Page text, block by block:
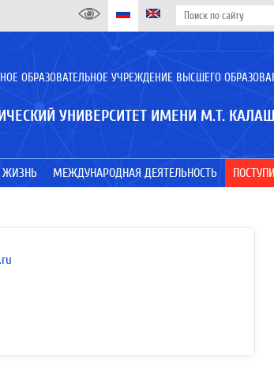
ОБРАЗОВАТЕЛЬНОЕ УЧРЕЖДЕНИЕ ВЫСШЕГО
УНИВЕРСИТЕТ ИМЕНИ М.Т.
ЖИЗНЬ МЕЖДУНАРОДНАЯ ДЕЯТЕЛЬНОСТЬ